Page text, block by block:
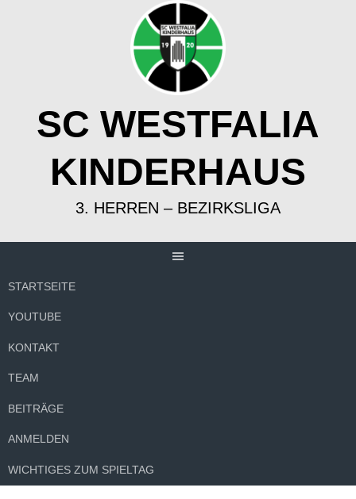
SC WESTFALIA
KINDERHAUS
3. HERREN – BEZIRKSLIGA
STARTSEITE
YOUTUBE
KONTAKT
TEAM
BEITRÄGE
ANMELDEN
WICHTIGES ZUM SPIELTAG